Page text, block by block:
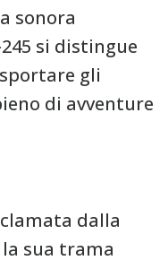
sonora
si distingue
gli
di avventure
dalla
sua trama